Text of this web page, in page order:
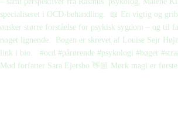
Mød forfatter Sara Ejersbo 👋🏼 Mørk magi er første